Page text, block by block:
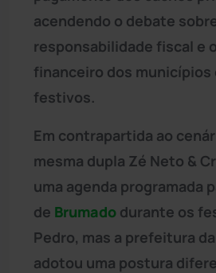
acendendo o debate
responsabilidade fiscal e
financeiro dos municípios
festivos.
Em contrapartida ao
mesma dupla Zé Neto &
uma agenda programada
de Brumado durante os
Pedro, mas a prefeitura
adotou uma postura